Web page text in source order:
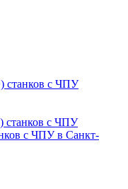
станков с ЧПУ
станков с ЧПУ
с ЧПУ в Санкт-